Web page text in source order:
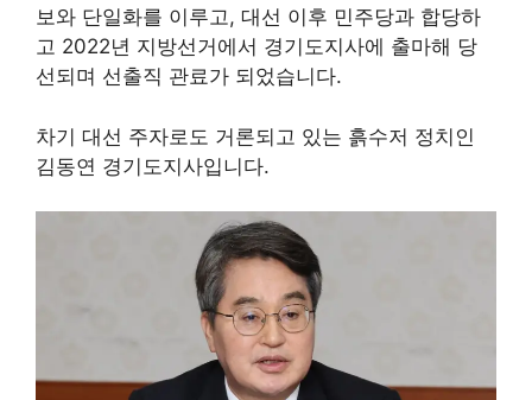
보와 단일화를 이루고, 대선 이후 민주당과 합당하
고 2022년 지방선거에서 경기도지사에 출마해 당
선되며 선출직 관료가 되었습니다.
차기 대선 주자로도 거론되고 있는 흙수저 정치인
김동연 경기도지사입니다.